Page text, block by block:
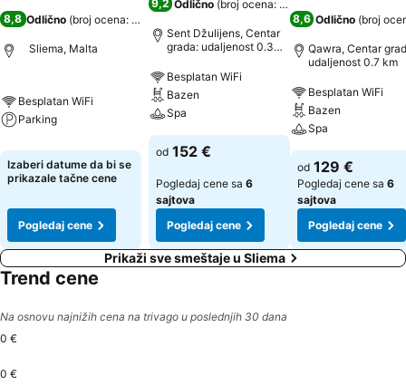
8,8 Odlično (broj ocena: 306
Sliema, Malta
Besplatan WiFi
Parking
Izaberi datume da bi se
prikazale tačne cene
Pogledaj cene
9,2 Odlično (broj ocena: 17.650
Sent Džulijens, Centar
grada: udaljenost 0.3
Besplatan WiFi
Bazen
Spa
od 152 €
Pogledaj cene sa 6
sajtova
Pogledaj cene
8,6 Odlično (broj
Qawra, Centar
udaljenost 0.7 km
Besplatan WiFi
Bazen
Spa
od 129 €
Pogledaj cene sa 6
sajtova
Pogledaj cene
Prikaži sve smeštaje u Sliema
Trend cene
Na osnovu najnižih cena na trivago u poslednjih 30 dana
0 €
0 €